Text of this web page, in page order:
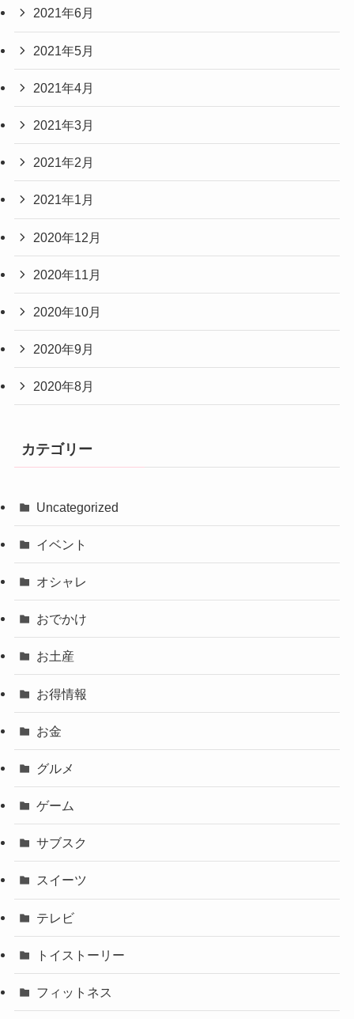
2021年6月
2021年5月
2021年4月
2021年3月
2021年2月
2021年1月
2020年12月
2020年11月
2020年10月
2020年9月
2020年8月
カテゴリー
Uncategorized
イベント
オシャレ
おでかけ
お土産
お得情報
お金
グルメ
ゲーム
サブスク
スイーツ
テレビ
トイストーリー
フィットネス